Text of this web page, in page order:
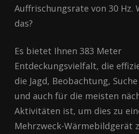
Auffrischungsrate von 30 Hz.
das?
Es bietet Ihnen 383 Meter
Entdeckungsvielfalt, die
die Jagd, Beobachtung,
und auch für die meisten
Aktivitäten ist, um dies zu
Mehrzweck-Wärmebildgerät